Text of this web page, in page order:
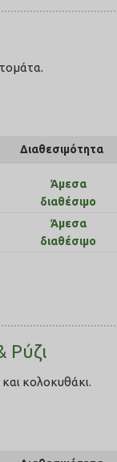
Διαθεσιμότητα
Άμεσα
διαθέσιμο
Άμεσα
διαθέσιμο
Ρύζι
κολοκυθάκι.